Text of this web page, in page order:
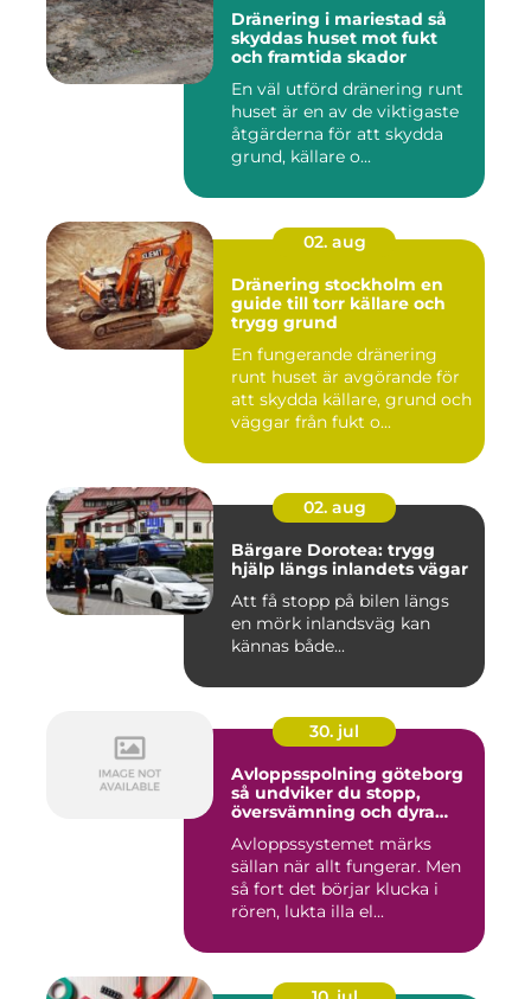
Dränering i mariestad så
skyddas huset mot fukt
och framtida skador
En väl utförd dränering runt
huset är en av de viktigaste
åtgärderna för att skydda
grund, källare o...
02. aug
Dränering stockholm en
guide till torr källare och
trygg grund
En fungerande dränering
runt huset är avgörande för
att skydda källare, grund och
väggar från fukt o...
02. aug
Bärgare Dorotea: trygg
hjälp längs inlandets vägar
Att få stopp på bilen längs
en mörk inlandsväg kan
kännas både...
30. jul
Avloppsspolning göteborg
så undviker du stopp,
översvämning och dyra
Avloppssystemet märks
sällan när allt fungerar. Men
så fort det börjar klucka i
rören, lukta illa el...